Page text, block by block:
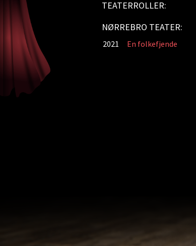
TEATERROLLER:
NØRREBRO TEATER:
2021 En folkefjende